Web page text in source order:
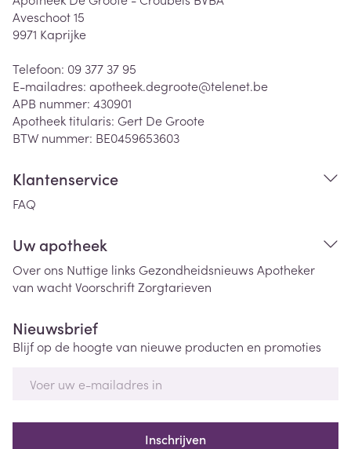
Aveschoot 15
9971 Kaprijke
Telefoon: 09 377 37 95
E-mailadres: apotheek.degroote@telenet.be
APB nummer: 430901
Apotheek titularis: Gert De Groote
BTW nummer: BE0459653603
Klantenservice
FAQ
Uw apotheek
Over ons Nuttige links Gezondheidsnieuws Apotheker
van wachtVoorschriftZorgtarieven
Nieuwsbrief
Blijf op de hoogte van nieuwe producten en promoties
Inschrijven